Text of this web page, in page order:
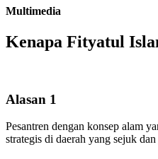
Multimedia
Kenapa Fityatul
Alasan 1
Pesantren dengan konsep alam
strategis di daerah yang sejuk